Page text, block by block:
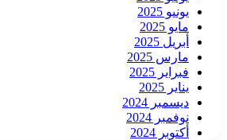
يونيو 2025
مايو 2025
أبريل 2025
مارس 2025
فبراير 2025
يناير 2025
ديسمبر 2024
نوفمبر 2024
أكتوبر 2024